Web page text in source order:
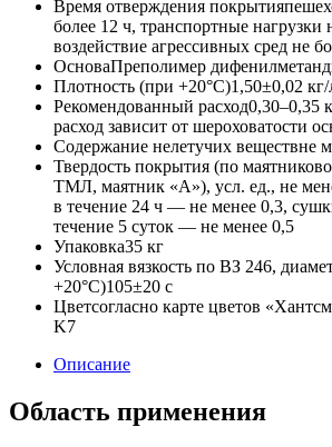
Время отверждения покрытия
более 12 ч, транспортные нагрузки
воздействие агрессивных сред не
ОсноваПреполимер
Плотность (при +20°С)1,50±0,02 кг/
Рекомендованный расход0,30–0,35
расход зависит от шероховатости
Содержание нелетучих веществне
Твердость покрытия (по
ТМЛ, маятник «А»), усл. ед., не
в течение 24 ч — не менее 0,3,
течение 5 суток — не менее 0,5
Упаковка35 кг
Условная вязкость по ВЗ 246,
+20°С)105±20 c
Цветсогласно карте цветов
K7
Описание
Область применения